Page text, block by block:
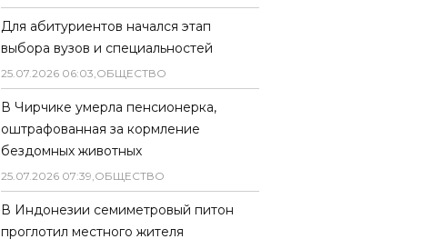
Для абитуриентов начался этап
выбора вузов и специальностей
25.07.2026 06:03,ОБЩЕСТВО
В Чирчике умерла пенсионерка,
оштрафованная за кормление
бездомных животных
25.07.2026 07:39,ОБЩЕСТВО
В Индонезии семиметровый питон
проглотил местного жителя